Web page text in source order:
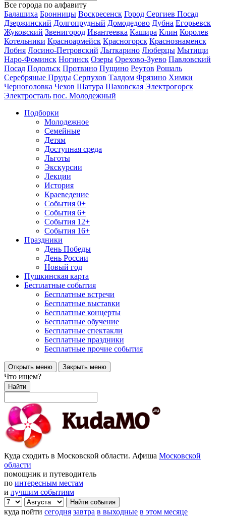
Все города по алфавиту
Балашиха Бронницы Воскресенск Город Сергиев Посад
Дзержинский Долгопрудный Домодедово Дубна Егорьевск
Жуковский Звенигород Ивантеевка Кашира Клин Королев
Котельники Красноармейск Красногорск Краснознаменск
Лобня Лосино-Петровский Лыткарино Люберцы Мытищи
Наро-Фоминск Ногинск Озеры Орехово-Зуево Павловский
Посад Подольск Протвино Пущино Реутов Рошаль
Серебряные Пруды Серпухов Талдом Фрязино Химки
Черноголовка Чехов Шатура Шаховская Электрогорск
Электросталь пос. Молодежный
Подборки
Молодежное
Семейные
Детям
Доступная среда
Льготы
Экскурсии
Лекции
История
Краеведение
События 0+
События 6+
События 12+
События 16+
Праздники
День Победы
День России
Новый год
Пушкинская карта
Бесплатные события
Бесплатные встречи
Бесплатные выставки
Бесплатные концерты
Бесплатные обучение
Бесплатные спектакли
Бесплатные праздники
Бесплатные прочие события
Открыть меню Закрыть меню
Что ищем?
Найти
Куда сходить в Московской области. Афиша Московской
области
помощник и путеводитель
по интересным местам
и лучшим событиям
куда пойти сегодня завтра в выходные в этом месяце